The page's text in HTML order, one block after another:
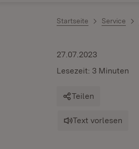
Startseite Service
27.07.2023
Lesezeit: 3 Minuten
Teilen
Text vorlesen